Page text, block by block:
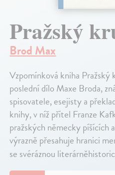
Pražský
Brod Max
Vzpomínková kniha
poslední dílo Maxe Broda,
spisovatele, esejisty a
knihy, v níž přítel Franze
pražských německy píšících
výrazně přesahuje hranici
se svéráznou